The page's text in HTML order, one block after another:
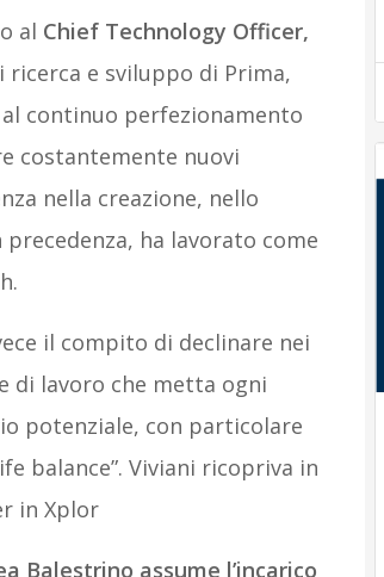
al Chief Technology Officer,
ricerca e sviluppo di Prima,
continuo perfezionamento
costantemente nuovi
nella creazione, nello
ha lavorato come
il compito di declinare nei
di lavoro che metta ogni
potenziale, con particolare
balance”. Viviani ricopriva in
in Xplor
Balestrino assume l’incarico